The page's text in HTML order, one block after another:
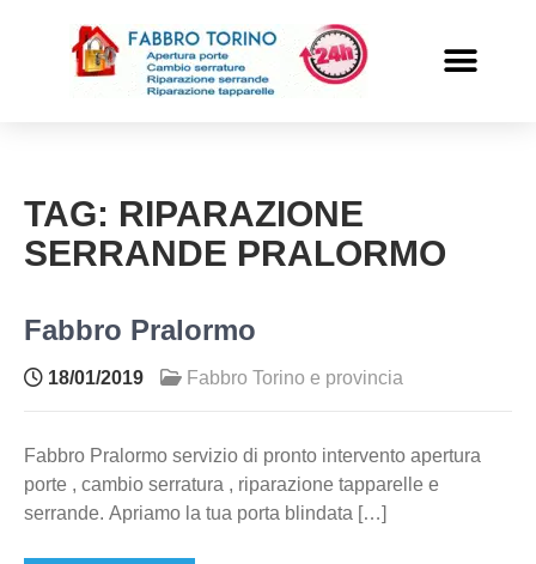
TAG: RIPARAZIONE
SERRANDE PRALORMO
Fabbro Pralormo
18/01/2019 Fabbro Torino e provincia
Fabbro Pralormo servizio di pronto intervento apertura
porte , cambio serratura , riparazione tapparelle e
serrande. Apriamo la tua porta blindata […]